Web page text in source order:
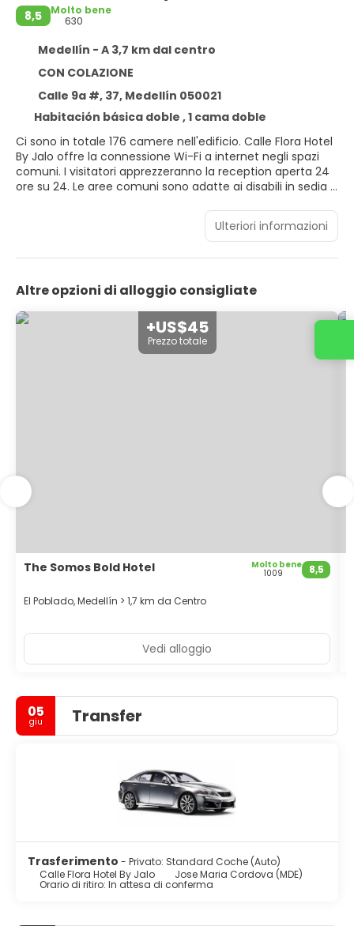
8,5
Molto bene
630
Medellín - A 3,7 km dal centro
CON COLAZIONE
Calle 9a #, 37, Medellín 050021
Habitación básica doble , 1 cama doble
Ci sono in totale 176 camere nell'edificio. Calle Flora Hotel
By Jalo offre la connessione Wi-Fi a internet negli spazi
comuni. I visitatori apprezzeranno la reception aperta 24
ore su 24. Le aree comuni sono adatte ai disabili in sedia a
potranno apprezzare le opzioni di ristorazione disponibili in
questa struttura. Costi aggiunti possono essere applicati
Ulteriori informazioni
Altre opzioni di alloggio consigliate
+US$45
Prezzo totale
The Somos Bold Hotel 8,5
Molto bene
1009
El Poblado, Medellín > 1,7 km da Centro
Vedi alloggio
05
giu Transfer
Trasferimento - Privato: Standard Coche (Auto)
Calle Flora Hotel By Jalo
Jose Maria Cordova (MDE)
Orario di ritiro: In attesa di conferma